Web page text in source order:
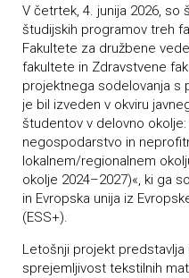
V četrtek, 4. junija 2026,
študijskih programov treh
Fakultete za družbene
fakultete in Zdravstvene
projektnega sodelovanja s
je bil izveden v okviru
študentov v delovno
negospodarstvo in
lokalnem/regionalnem
okolje 2024–2027)«, ki ga
in Evropska unija iz
(ESS+).
Letošnji projekt predstavlja
sprejemljivost tekstilnih